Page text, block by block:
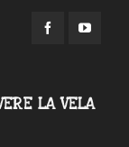
LA VELA